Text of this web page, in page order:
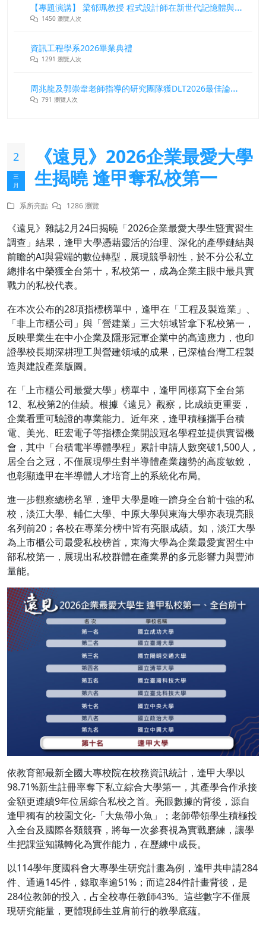
【專題演講】 梁郁珮教授 程式設計師在新世代記憶體與儲存系統中的角色與挑戰
1450 瀏覽人次
資訊工程學系2026畢業典禮
1291 瀏覽人次
周兆龍及郭崇韋老師指導的研究團隊獲DLT2026最佳論文獎
791 瀏覽人次
2
三
月
《遠見》2026企業最愛大學
生揭曉 逢甲奪私校第一
系所亮點 1286 瀏覽
《遠見》雜誌2月24日揭曉「2026企業最愛大學生暨實習生
調查」結果，逢甲大學憑藉靈活的治理、深化的產學鏈結與
前瞻的AI與雲端的數位轉型，展現競爭韌性，於不分公私立
總排名中榮獲全台第十，私校第一，成為企業主眼中最具實
戰力的私校代表。
在本次公布的28項指標榜單中，逢甲在「工程及製造業」、
「非上市櫃公司」與「營建業」三大領域皆拿下私校第一，
反映畢業生在中小企業及隱形冠軍企業中的高適應力，也印
證學校長期深耕理工與營建領域的成果，已深植台灣工程製
造與建設產業版圖。
在「上市櫃公司最愛大學」榜單中，逢甲同樣寫下全台第
12、私校第2的佳績。根據《遠見》觀察，比成績更重要，
企業看重可驗證的專業能力。近年來，逢甲積極攜手台積
電、美光、旺宏電子等指標企業開設冠名學程並提供實習機
會，其中「台積電半導體學程」累計申請人數突破1,500人，
居全台之冠，不僅展現學生對半導體產業趨勢的高度敏銳，
也彰顯逢甲在半導體人才培育上的系統化布局。
進一步觀察總榜名單，逢甲大學是唯一躋身全台前十強的私
校，淡江大學、輔仁大學、中原大學與東海大學亦表現亮眼
名列前20；各校在專業分榜中皆有亮眼成績。如，淡江大學
為上市櫃公司最愛私校榜首，東海大學為企業最愛實習生中
部私校第一，展現出私校群體在產業界的多元影響力與豐沛
量能。
依教育部最新全國大專校院在校務資訊統計，逢甲大學以
98.71%新生註冊率奪下私立綜合大學第一，其產學合作承接
金額更連續9年位居綜合私校之首。亮眼數據的背後，源自
逢甲獨有的校園文化-「大魚帶小魚」；老師帶領學生積極投
入全台及國際各類競賽，將每一次參賽視為實戰磨練，讓學
生把課堂知識轉化為實作能力，在歷練中成長。
以114學年度國科會大專學生研究計畫為例，逢甲共申請284
件、通過145件，錄取率逾51%；而這284件計畫背後，是
284位教師的投入，占全校專任教師43%。這些數字不僅展
現研究能量，更體現師生並肩前行的教學底蘊。